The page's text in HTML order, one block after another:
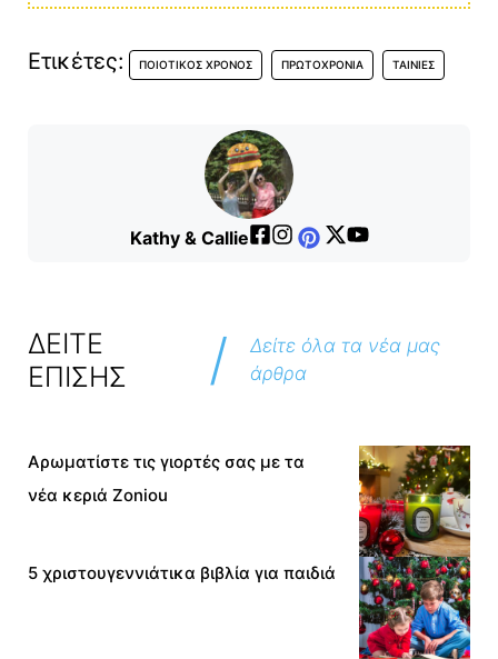
Ετικέτες: ΠΟΙΟΤΙΚΌΣ ΧΡΌΝΟΣ ΠΡΩΤΟΧΡΟΝΙΆ ΤΑΙΝΊΕΣ
Kathy & Callie
ΔΕΙΤΕ
ΕΠΙΣΗΣ
/
Δείτε όλα τα νέα μας
άρθρα
Αρωματίστε τις γιορτές σας με τα
νέα κεριά Zoniou
5 χριστουγεννιάτικα βιβλία για παιδιά